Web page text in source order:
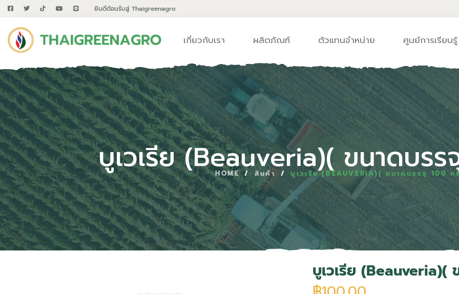
ยินดีต้อนรับสู่ Thaigreenagro
เกี่ยวกับเรา ผลิตภัณฑ์ ตัวแทนจำหน่าย ศูนย์การเรียนรู้
บูเวเรีย (Beauveria)( ขนาดบร
HOME / สินค้า / บูเวเรีย (BEAUVERIA)( ขนาดบรรจุ 100 ก
บูเวเรีย (Beauveria)(